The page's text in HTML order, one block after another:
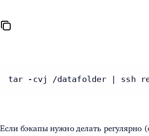
tar -cvj /datafolder | ssh
Если бэкапы нужно делать регулярно